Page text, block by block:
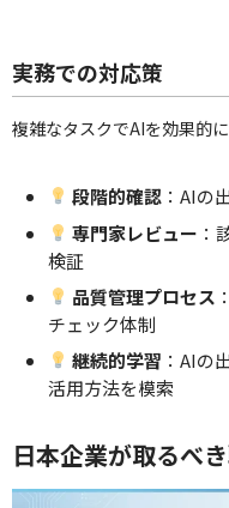
実務での対応策
複雑なタスクでAIを効果的
段階的確認 ：AIの
専門家レビュー ：
検証
品質管理プロセス
チェック体制
継続的学習 ：AIの
活用方法を模索
日本企業が取るべ